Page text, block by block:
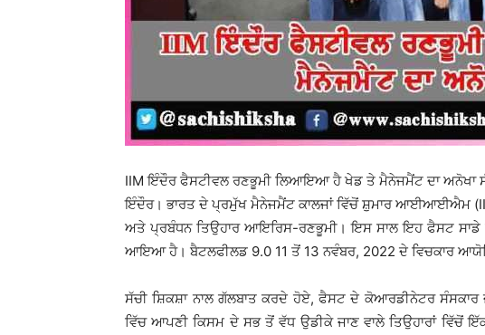
IIM ਇੰਦੌਰ ਫੈਸਟੀਵਲ ਰਣਭੂਮੀ ਲਿਆਇਆ ਹੈ ਖੇਡ ਤੇ ਮੈਨੇਜਮੈਂਟ ਦਾ ਅਨੋਖਾ
ਇੰਦੌਰ। ਭਾਰਤ ਦੇ ਪ੍ਰਮੁੱਖ ਮੈਨੇਜਮੈਂਟ ਕਾਲਜਾਂ ਵਿੱਚੋਂ ਸ਼ੁਮਾਰ ਆਈਆਈਐਮ
ਅਤੇ ਪ੍ਰਬੰਧਨ ਤਿਉਹਾਰ ਆਇਰਿਸ-ਰਣਭੂਮੀ। ਇਸ ਸਾਲ ਇਹ ਫੈਸਟ ਸਾਡੇ
ਆਇਆ ਹੈ। ਬੈਟਲਫੀਲਡ 9.0 11 ਤੋਂ 13 ਨਵੰਬਰ, 2022 ਦੇ ਵਿਚਕਾਰ
ਸੱਚੀ ਸ਼ਿਕਸ਼ਾ ਨਾਲ ਗੱਲਬਾਤ ਕਰਦੇ ਹੋਏ, ਫੈਸਟ ਦੇ ਕੋਆਰਡੀਨੇਟਰ
ਵਿੱਚ ਆਪਣੀ ਕਿਸਮ ਦੇ ਸਭ ਤੋਂ ਵੱਧ ਉਡੀਕੇ ਜਾਣ ਵਾਲੇ ਤਿਉਹਾਰਾਂ ਵਿੱਚੋਂ